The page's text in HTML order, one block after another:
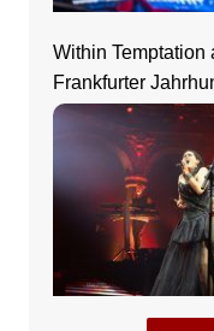
Within Temptation
Frankfurter